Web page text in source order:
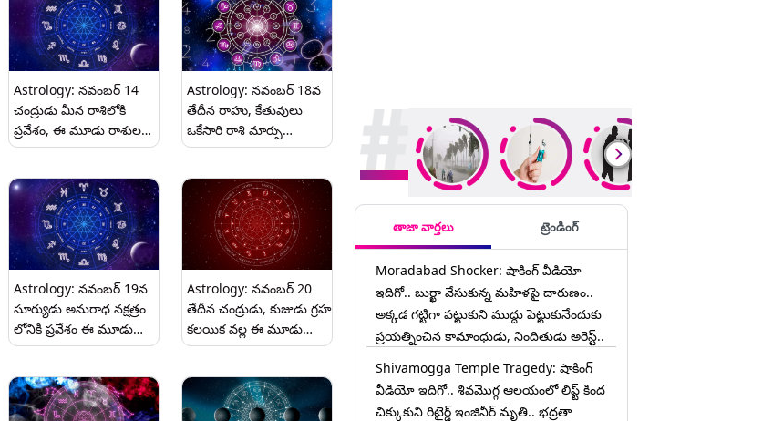
Astrology: నవంబర్ 14
చంద్రుడు మీన రాశిలోకి
ప్రవేశం, ఈ మూడు రాశుల
వారికి అదృష్టం.
Astrology: నవంబర్ 18వ
తేదీన రాహు, కేతువులు
ఒకేసారి రాశి మార్పు
కారణంగా ఈ మూడు రాశుల
Astrology: నవంబర్ 19న
సూర్యుడు అనురాధ నక్షత్రం
లోనికి ప్రవేశం ఈ మూడు
రాశుల వారికి ప్రతికూల
Astrology: నవంబర్ 20
తేదీన చంద్రుడు, కుజుడు గ్రహ
కలయిక వల్ల ఈ మూడు
రాశుల వారికి అదృష్టం..
తాజా వార్తలు ట్రెండింగ్
Moradabad Shocker: షాకింగ్ వీడియో
ఇదిగో.. బుర్ఖా వేసుకున్న మహిళపై దారుణం..
అక్కడ గట్టిగా పట్టుకుని ముద్దు పెట్టుకునేందుకు
ప్రయత్నించిన కామాంధుడు, నిందితుడు అరెస్ట్..
Shivamogga Temple Tragedy: షాకింగ్
వీడియో ఇదిగో.. శివమొగ్గ ఆలయంలో లిఫ్ట్ కింద
చిక్కుకుని రిటైర్డ్ ఇంజినీర్ మృతి.. భద్రతా